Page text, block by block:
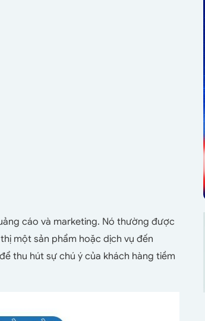
cáo và marketing. Nó thường được
một sản phẩm hoặc dịch vụ đến
thu hút sự chú ý của khách hàng tiềm